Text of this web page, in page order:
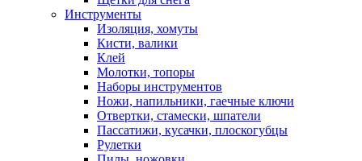
Инструменты
Изоляция, хомуты
Кисти, валики
Клей
Молотки, топоры
Наборы инструментов
Ножи, напильники, гаечные ключи
Отвертки, стамески, шпатели
Пассатижи, кусачки, плоскогубцы
Рулетки